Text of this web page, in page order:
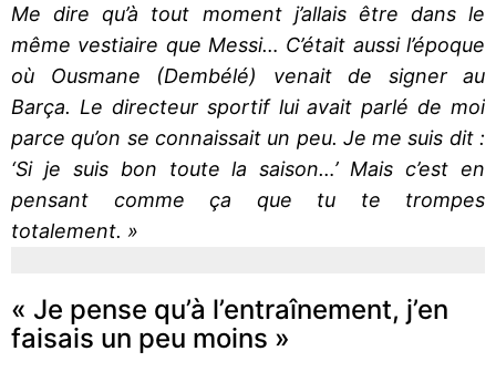
Me dire qu’à tout moment j’allais être dans le
même vestiaire que Messi… C’était aussi l’époque
où Ousmane (Dembélé) venait de signer au
Barça. Le directeur sportif lui avait parlé de moi
parce qu’on se connaissait un peu. Je me suis dit :
‘Si je suis bon toute la saison…’ Mais c’est en
pensant comme ça que tu te trompes
totalement. »
« Je pense qu’à l’entraînement, j’en
faisais un peu moins »